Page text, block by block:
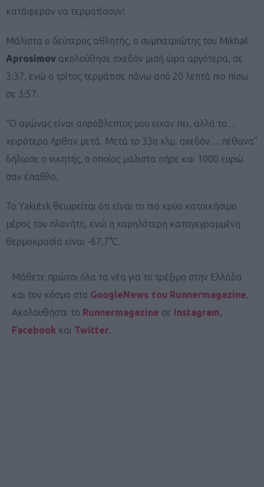
κατάφεραν να τερματίσουν!
Μάλιστα ο δεύτερος αθλητής, ο συμπατριώτης του Mikhail
Aprosimov ακολούθησε σχεδόν μισή ώρα αργότερα, σε
3:37, ενώ ο τρίτος τερμάτισε πάνω από 20 λεπτά πιο πίσω
σε 3:57.
“Ο αγώνας είναι απρόβλεπτος μου είχαν πει, αλλά τα…
χειρότερα ήρθαν μετά. Μετά το 33ο χλμ. σχεδόν… πέθανα”
δήλωσε ο νικητής, ο οποίος μάλιστα πήρε και 1000 ευρώ
σαν έπαθλο.
Το Yakutsk θεωρείται ότι είναι το πιο κρύο κατοικήσιμο
μέρος του πλανήτη, ενώ η χαμηλότερη καταγεγραμμένη
θερμοκρασία είναι -67,7°C.
Μάθετε πρώτοι όλα τα νέα για το τρέξιμο στην Ελλάδα
και τον κόσμο στο GoogleNews του Runnermagazine.
Ακολουθήστε το Runnermagazine σε Instagram,
Facebook και Twitter.